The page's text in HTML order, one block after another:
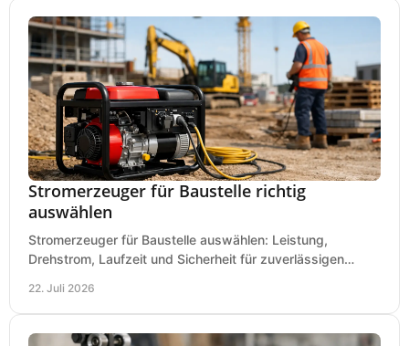
Stromerzeuger für Baustelle richtig
auswählen
Stromerzeuger für Baustelle auswählen: Leistung,
Drehstrom, Laufzeit und Sicherheit für zuverlässigen
22. Juli 2026